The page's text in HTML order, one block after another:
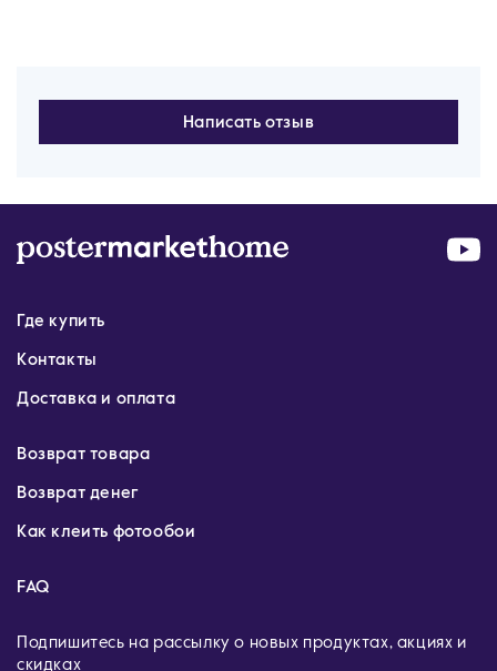
Написать отзыв
Где купить
Контакты
Доставка и оплата
Возврат товара
Возврат денег
Как клеить фотообои
FAQ
Подпишитесь на рассылку о новых продуктах, акциях и
скидках